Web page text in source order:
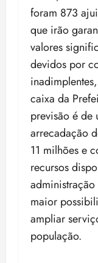
foram 873
que irão
valores
devidos por
caixa da
previsão é de
arrecadação
11 milhões e
recursos
maior
ampliar
população.